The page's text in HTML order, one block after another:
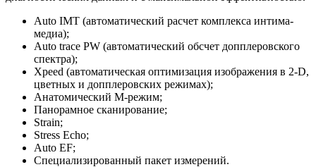
Auto IMT (автоматический расчет комплекса интима-
медиа);
Auto trace PW (автоматический обсчет допплеровского
спектра);
Xpeed (автоматическая оптимизация изображения в 2-D,
цветных и допплеровских режимах);
Анатомический M-режим;
Панорамное сканирование;
Strain;
Stress Echo;
Auto EF;
Специализированный пакет измерений.